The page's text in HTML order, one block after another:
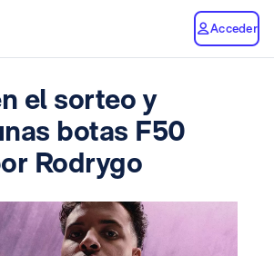
Acceder
el sorteo y
botas F50
Rodrygo